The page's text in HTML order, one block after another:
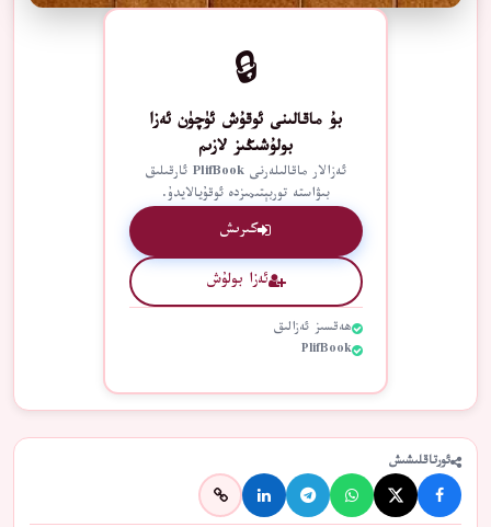
🔒
بۇ ماقالىنى ئوقۇش ئۈچۈن ئەزا
بولۇشىڭىز لازىم
ئەزالار ماقالىلەرنى PlifBook ئارقىلىق
بىۋاستە توربېتىمىزدە ئوقۇيالايدۇ.
كىرىش
ئەزا بولۇش
ھەقسىز ئەزالىق
PlifBook
ئورتاقلىشىش